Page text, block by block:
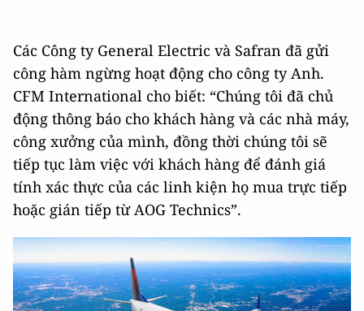
Các Công ty General Electric và Safran đã gửi
công hàm ngừng hoạt động cho công ty Anh.
CFM International cho biết: “Chúng tôi đã chủ
động thông báo cho khách hàng và các nhà máy,
công xưởng của mình, đồng thời chúng tôi sẽ
tiếp tục làm việc với khách hàng để đánh giá
tính xác thực của các linh kiện họ mua trực tiếp
hoặc gián tiếp từ AOG Technics”.